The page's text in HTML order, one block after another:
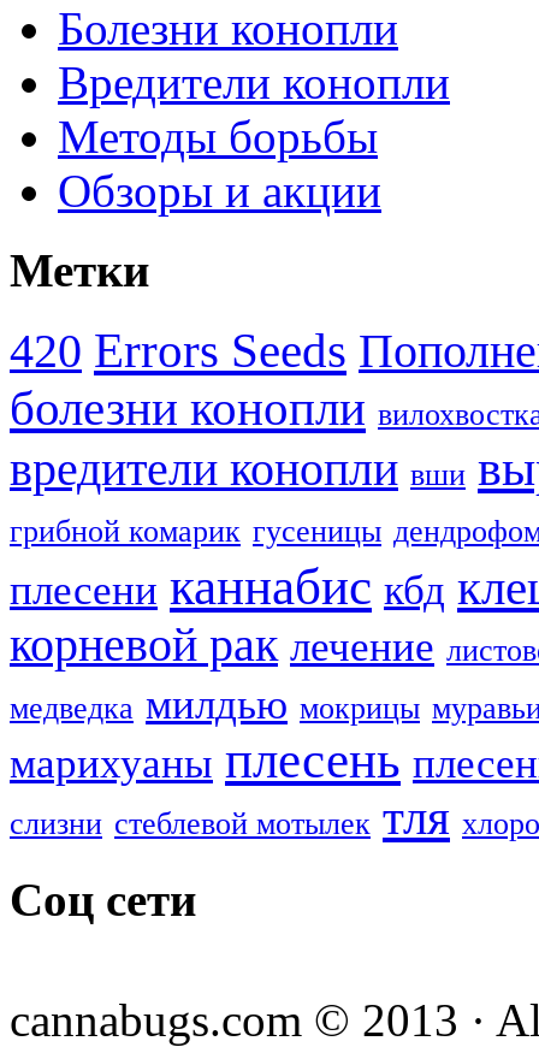
Болезни конопли
Вредители конопли
Методы борьбы
Обзоры и акции
Метки
420 Errors Seeds
болезни конопли
вредители конопли вши
грибной комарик гусеницы
плесени каннабис кбд
корневой рак лечение
медведка милдью мокрицы
марихуаны плесень
слизни стеблевой мотылек тля
Соц сети
cannabugs.com © 2013 ·